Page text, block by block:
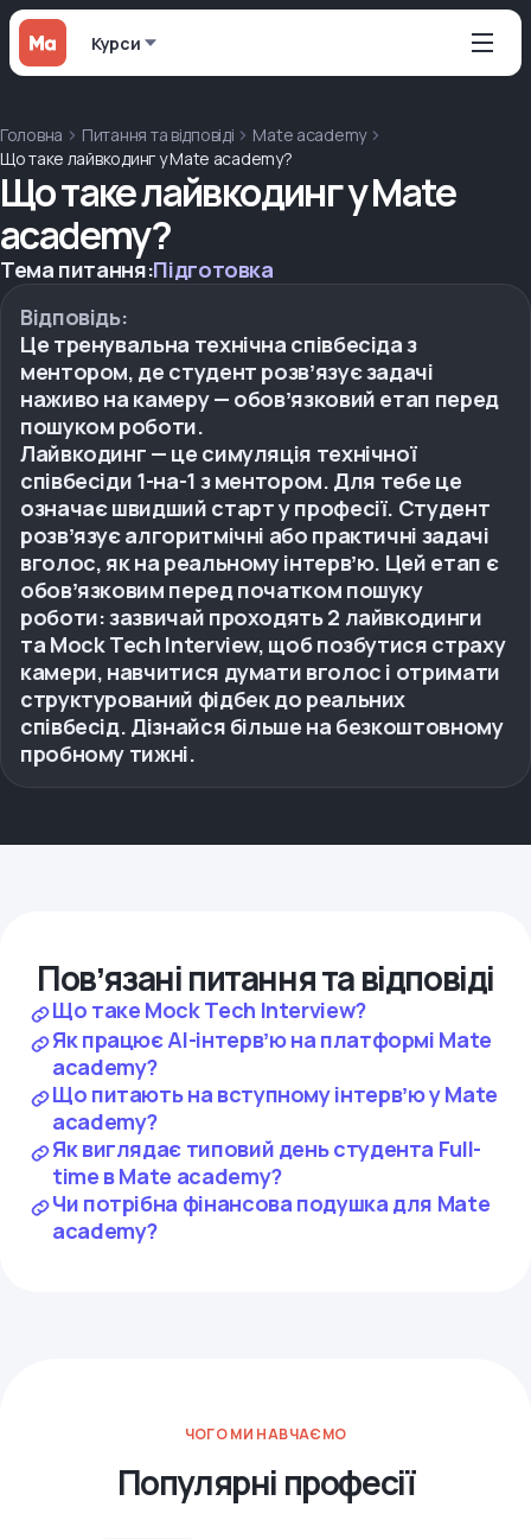
Курси
Головна Питання та відповіді
Mate academy
Що таке лайвкодинг у Mate academy?
Що таке лайвкодинг у Mate
academy?
Тема питання:Підготовка
Відповідь:
Це тренувальна технічна співбесіда з
ментором, де студент розвʼязує задачі
наживо на камеру — обовʼязковий етап перед
пошуком роботи.
Лайвкодинг — це симуляція технічної
співбесіди 1-на-1 з ментором. Для тебе це
означає швидший старт у професії. Студент
розвʼязує алгоритмічні або практичні задачі
вголос, як на реальному інтервʼю. Цей етап є
обовʼязковим перед початком пошуку
роботи: зазвичай проходять 2 лайвкодинги
та Mock Tech Interview, щоб позбутися страху
камери, навчитися думати вголос і отримати
структурований фідбек до реальних
співбесід. Дізнайся більше на безкоштовному
пробному тижні.
Повʼязані питання та відповіді
Що таке Mock Tech Interview?
Як працює AI-інтервʼю на платформі Mate
academy?
Що питають на вступному інтервʼю у Mate
academy?
Як виглядає типовий день студента Full-
time в Mate academy?
Чи потрібна фінансова подушка для Mate
academy?
ЧОГО МИ НАВЧАЄМО
Популярні професії